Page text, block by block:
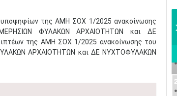
υποψηφίων της ΑΜΗ ΣΟΧ 1/2025 ανακοίνωσης
ΦΥΛΑΚΩΝ ΑΡΧΑΙΟΤΗΤΩΝ και ΔΕ
της ΑΜΗ ΣΟΧ 1/2025 ανακοίνωσης του
ΑΡΧΑΙΟΤΗΤΩΝ και ΔΕ ΝΥΧΤΟΦΥΛΑΚΩΝ
2
•